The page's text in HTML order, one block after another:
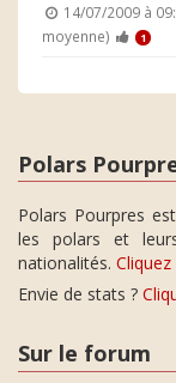
14/07/2009 à
moyenne)
1
Polars
Polars Pourpres
les polars et
nationalités. Cliquez
Envie de stats ?
Sur le forum